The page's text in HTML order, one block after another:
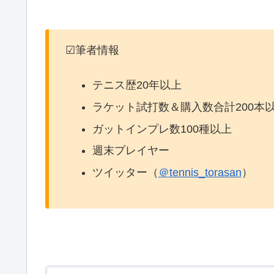
☑筆者情報
テニス歴20年以上
ラケット試打数＆購入数合計200本
ガットインプレ数100種以上
週末プレイヤー
ツイッター（ ＠tennis_torasan ）